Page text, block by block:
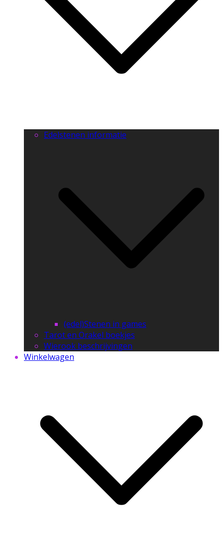
Edelstenen informatie
(edel)Stenen in games
Tarot en Orakel boekjes
Wierook beschrijvingen
Winkelwagen